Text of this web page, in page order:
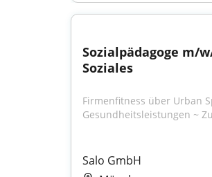
Sozialpädagoge m/
Soziales
Firmenfitness über Urban
Gesundheitsleistungen ~
Salo GmbH